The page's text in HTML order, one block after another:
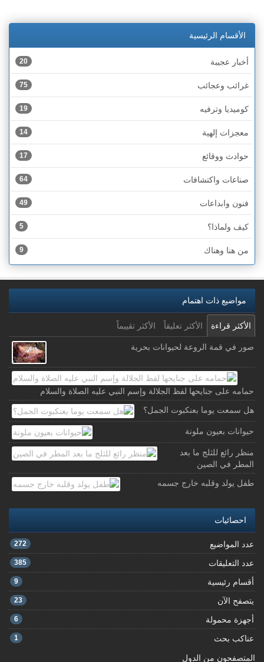
الأقسام الرئيسية
أخبار عجيبة 20
غرائب وعجائب 75
كوميديا وترفيه 19
معجزات إلهية 14
حوادث ووقائع 17
صناعات واكتشافات 64
فنون وابداعات 49
كيف ولماذا؟ 5
من هنا وهناك 9
مواضيع ذات اهتمام
الأكثر قراءة الأكثر تعليقاً الأكثر تقييماً
صور في قمة الروعة لحيوانات بحرية
حمامه على جنايحها لفظ الجلالة وإسم النبي عليه الصلاة والسلام
هل سمعت يوما بعنكبوت الجمل؟
حيوانات بعيون ملونة
منظر رائع للثلج ما بعد
المطر في الصين
طفل يولد وقلبه خارج جسمه
احصائيات
عدد المواضيع 272
عدد التعليقات 385
أقسام رئيسية 9
يتصفح الآن 23
أجهزة محمولة 6
عناكب بحث 1
المتصفحون من الدول